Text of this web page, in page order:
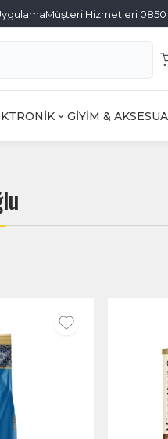
Müşteri Hizmetleri
GİYİM &